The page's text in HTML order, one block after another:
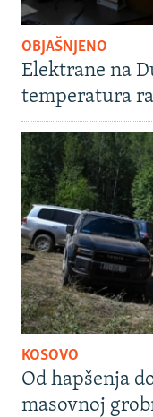
OBJAŠNJENO
Elektrane na
temperatura
KOSOVO
Od hapšenja
masovnoj